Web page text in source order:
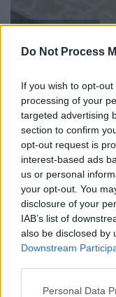
Do Not Process
If you wish to opt-
processing of your
targeted advertising
section to confirm
opt-out request is
interest-based ads
us or personal
your opt-out. You
disclosure of your
IAB’s list of
also be disclosed by
Downstream
Please note that
Personal Data
Εικόνα: ICookGreek
Υλικά
1 ½ κιλό
κομμένο
1 κιλό
500 γρ.
500 γρ.
2/3
ελαιόλαδο